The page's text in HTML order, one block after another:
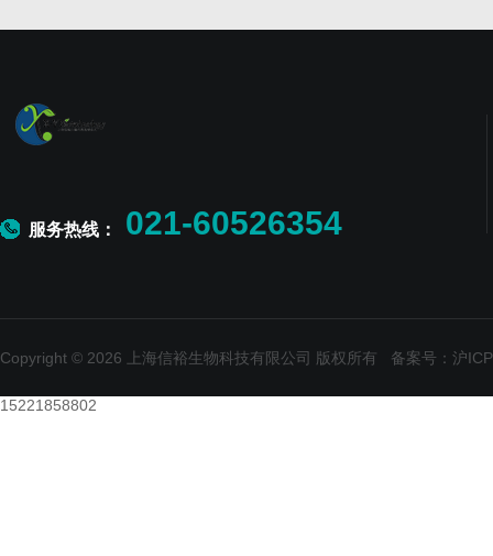
服务热线： 021-60526354
Copyright © 2026 上海信裕生物科技有限公司 版权所有 备案号：沪
15221858802